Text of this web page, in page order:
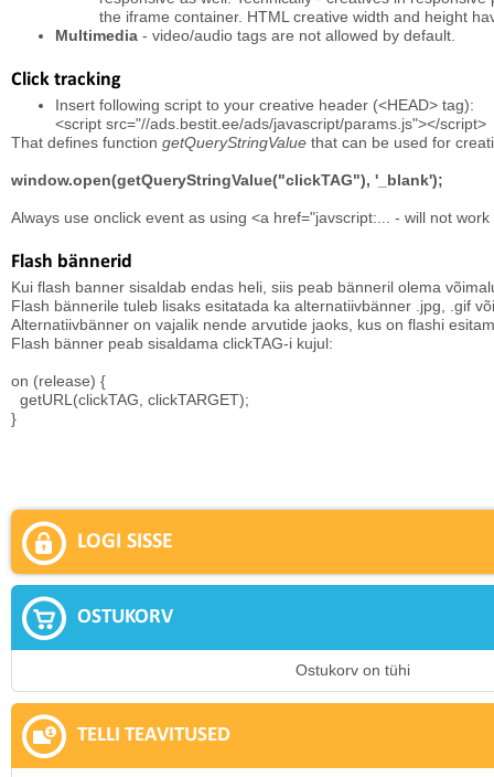
the iframe container. HTML creative width and height
Multimedia - video/audio tags are not allowed by default.
Click tracking
Insert following script to your creative header (<HEAD> tag):
<script src="//ads.bestit.ee/ads/javascript/params.js"></script>
That defines function getQueryStringValue that can be used for
window.open(getQueryStringValue("clickTAG"), '_blank');
Always use onclick event as using <a href="javscript:... - will not
Flash bännerid
Kui flash banner sisaldab endas heli, siis peab bänneril olema
Flash bännerile tuleb lisaks esitatada ka alternatiivbänner .jpg, .gif
Alternatiivbänner on vajalik nende arvutide jaoks, kus on flashi
Flash bänner peab sisaldama clickTAG-i kujul:
on (release) {
getURL(clickTAG, clickTARGET);
}
LOGI SISSE
OSTUKORV
Ostukorv on tühi
TELLI TEAVITUSED